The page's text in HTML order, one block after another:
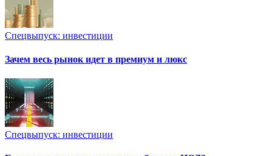
Спецвыпуск: инвестиции
Зачем весь рынок идет в премиум и люкс
Спецвыпуск: инвестиции